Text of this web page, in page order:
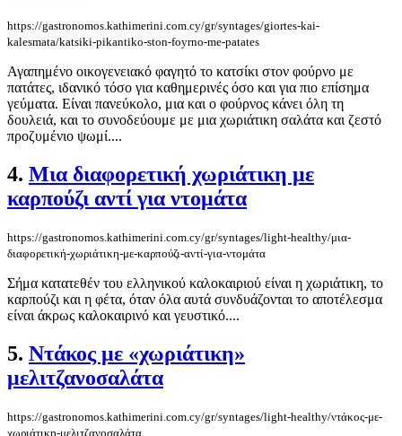
https://gastronomos.kathimerini.com.cy/gr/syntages/giortes-kai-
kalesmata/katsiki-pikantiko-ston-foyrno-me-patates
Αγαπημένο οικογενειακό φαγητό το κατσίκι στον φούρνο με
πατάτες, ιδανικό τόσο για καθημερινές όσο και για πιο επίσημα
γεύματα. Είναι πανεύκολο, μια και ο φούρνος κάνει όλη τη
δουλειά, και το συνοδεύουμε με μια χωριάτικη σαλάτα και ζεστό
προζυμένιο ψωμί....
4. Μια διαφορετική χωριάτικη με
καρπούζι αντί για ντομάτα
https://gastronomos.kathimerini.com.cy/gr/syntages/light-healthy/μια-
διαφορετική-χωριάτικη-με-καρπούζι-αντί-για-ντομάτα
Σήμα κατατεθέν του ελληνικού καλοκαιριού είναι η χωριάτικη, το
καρπούζι και η φέτα, όταν όλα αυτά συνδυάζονται το αποτέλεσμα
είναι άκρως καλοκαιρινό και γευστικό....
5. Ντάκος με «χωριάτικη»
μελιτζανοσαλάτα
https://gastronomos.kathimerini.com.cy/gr/syntages/light-healthy/ντάκος-με-
χωριάτικη-μελιτζανοσαλάτα